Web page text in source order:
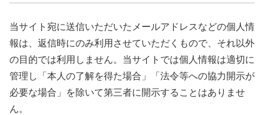
当サイト宛に送信いただいたメールアドレスなどの個人情
報は、返信時にのみ利用させていただくもので、それ以外
の目的では利用しません。当サイトでは個人情報は適切に
管理し「本人の了解を得た場合」「法令等への協力開示が
必要な場合」を除いて第三者に開示することはありませ
ん。